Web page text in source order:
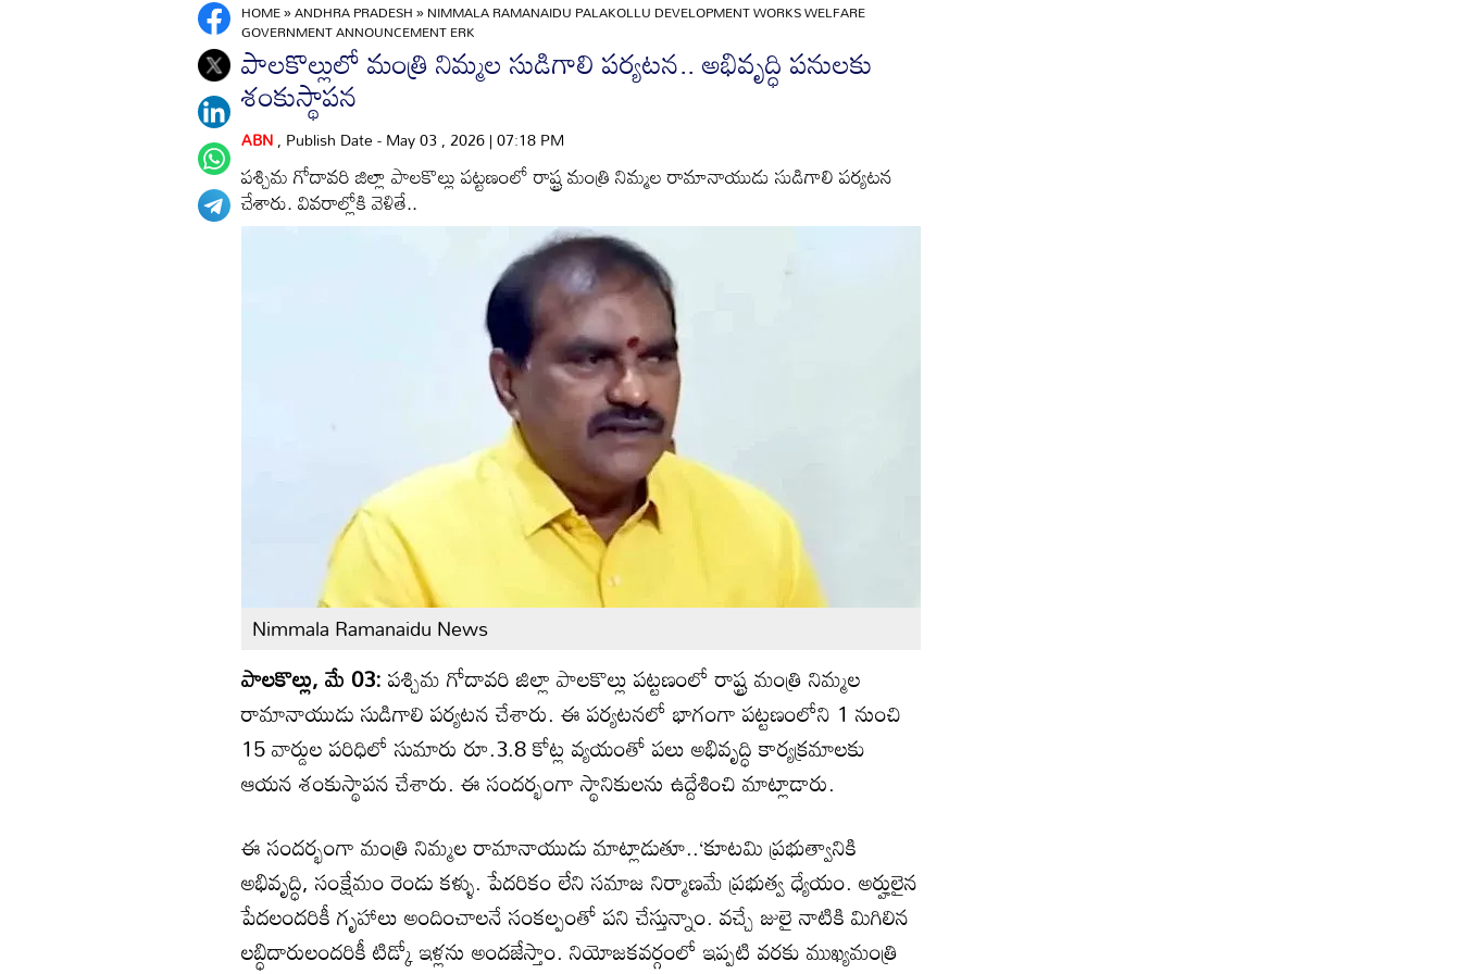
HOME»ANDHRA PRADESH»NIMMALA RAMANAIDU PALAKOLLU DEVELOPMENT WORKS WELFARE
GOVERNMENT ANNOUNCEMENT ERK
పాలకొల్లులో మంత్రి నిమ్మల సుడిగాలి పర్యటన.. అభివృద్ధి పనులకు
శంకుస్థాపన
ABN, Publish Date - May 03 , 2026 | 07:18 PM
పశ్చిమ గోదావరి జిల్లా పాలకొల్లు పట్టణంలో రాష్ట్ర మంత్రి నిమ్మల రామానాయుడు సుడిగాలి పర్యటన
చేశారు. వివరాల్లోకి వెళితే..
Nimmala Ramanaidu News
పాలకొల్లు, మే 03:పశ్చిమ గోదావరి జిల్లా పాలకొల్లు పట్టణంలో రాష్ట్ర మంత్రి నిమ్మల
రామానాయుడు సుడిగాలి పర్యటన చేశారు. ఈ పర్యటనలో భాగంగా పట్టణంలోని 1 నుంచి
15 వార్డుల పరిధిలో సుమారు రూ.3.8 కోట్ల వ్యయంతో పలు అభివృద్ధి కార్యక్రమాలకు
ఆయన శంకుస్థాపన చేశారు. ఈ సందర్భంగా స్థానికులను ఉద్దేశించి మాట్లాడారు.
ఈ సందర్భంగా మంత్రి నిమ్మల రామానాయుడు మాట్లాడుతూ..‘కూటమి ప్రభుత్వానికి
అభివృద్ధి, సంక్షేమం రెండు కళ్ళు. పేదరికం లేని సమాజ నిర్మాణమే ప్రభుత్వ ధ్యేయం. అర్హులైన
పేదలందరికీ గృహాలు అందించాలనే సంకల్పంతో పని చేస్తున్నాం. వచ్చే జులై నాటికి మిగిలిన
లబ్ధిదారులందరికీ టిడ్కో ఇళ్లను అందజేస్తాం. నియోజకవర్గంలో ఇప్పటి వరకు ముఖ్యమంత్రి